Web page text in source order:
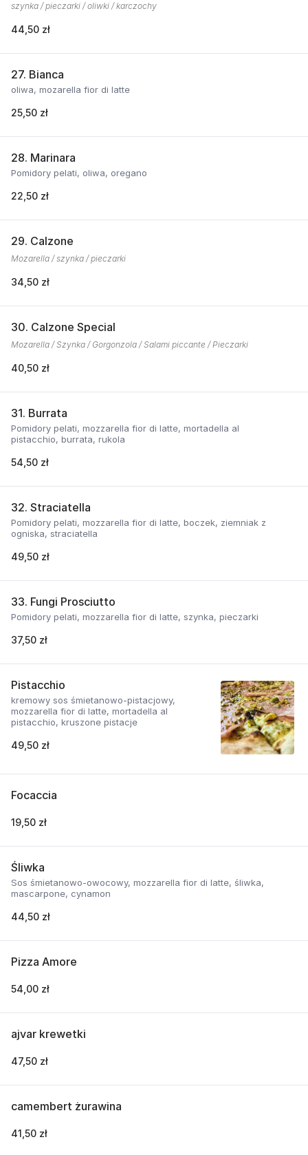
szynka / pieczarki / oliwki / karczochy
44,50 zł
27. Bianca
oliwa, mozarella fior di latte
25,50 zł
28. Marinara
Pomidory pelati, oliwa, oregano
22,50 zł
29. Calzone
Mozarella / szynka / pieczarki
34,50 zł
30. Calzone Special
Mozarella / Szynka / Gorgonzola / Salami piccante / Pieczarki
40,50 zł
31. Burrata
Pomidory pelati, mozzarella fior di latte, mortadella al
pistacchio, burrata, rukola
54,50 zł
32. Straciatella
Pomidory pelati, mozzarella fior di latte, boczek, ziemniak z
ogniska, straciatella
49,50 zł
33. Fungi Prosciutto
Pomidory pelati, mozzarella fior di latte, szynka, pieczarki
37,50 zł
Pistacchio
kremowy sos śmietanowo-pistacjowy,
mozzarella fior di latte, mortadella al
pistacchio, kruszone pistacje
49,50 zł
Focaccia
19,50 zł
Śliwka
Sos śmietanowo-owocowy, mozzarella fior di latte, śliwka,
mascarpone, cynamon
44,50 zł
Pizza Amore
54,00 zł
ajvar krewetki
47,50 zł
camembert żurawina
41,50 zł